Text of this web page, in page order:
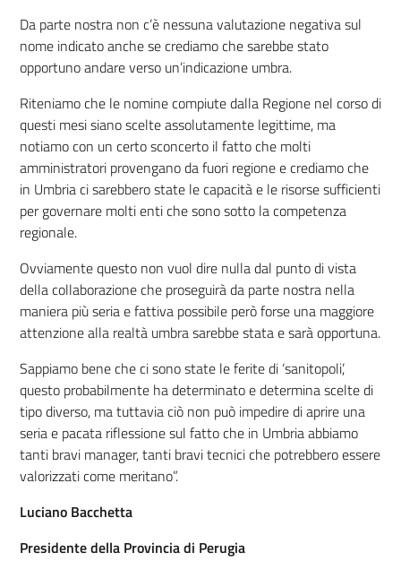
Da parte nostra non c’è nessuna valutazione negativa sul
nome indicato anche se crediamo che sarebbe stato
opportuno andare verso un’indicazione umbra.
Riteniamo che le nomine compiute dalla Regione nel corso di
questi mesi siano scelte assolutamente legittime, ma
notiamo con un certo sconcerto il fatto che molti
amministratori provengano da fuori regione e crediamo che
in Umbria ci sarebbero state le capacità e le risorse sufficienti
per governare molti enti che sono sotto la competenza
regionale.
Ovviamente questo non vuol dire nulla dal punto di vista
della collaborazione che proseguirà da parte nostra nella
maniera più seria e fattiva possibile però forse una maggiore
attenzione alla realtà umbra sarebbe stata e sarà opportuna.
Sappiamo bene che ci sono state le ferite di ‘sanitopoli’,
questo probabilmente ha determinato e determina scelte di
tipo diverso, ma tuttavia ciò non può impedire di aprire una
seria e pacata riflessione sul fatto che in Umbria abbiamo
tanti bravi manager, tanti bravi tecnici che potrebbero essere
valorizzati come meritano”.
Luciano Bacchetta
Presidente della Provincia di Perugia